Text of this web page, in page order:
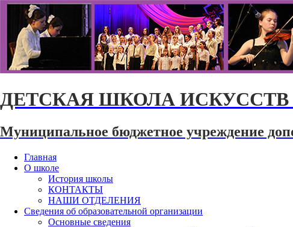
ДЕТСКАЯ ШКОЛА
Муниципальное бюджетное учреждение
Главная
О школе
История школы
КОНТАКТЫ
НАШИ ОТДЕЛЕНИЯ
Сведения об образовательной организации
Основные сведения